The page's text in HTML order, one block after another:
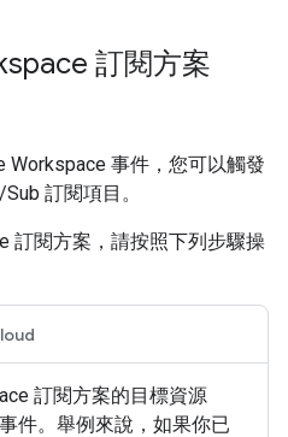
訂閱方案
Workspace 事件，您可以觸發
訂閱項目。
訂閱方案，請按照下列步驟操
訂閱方案的目標資源
件。舉例來說，如果你已